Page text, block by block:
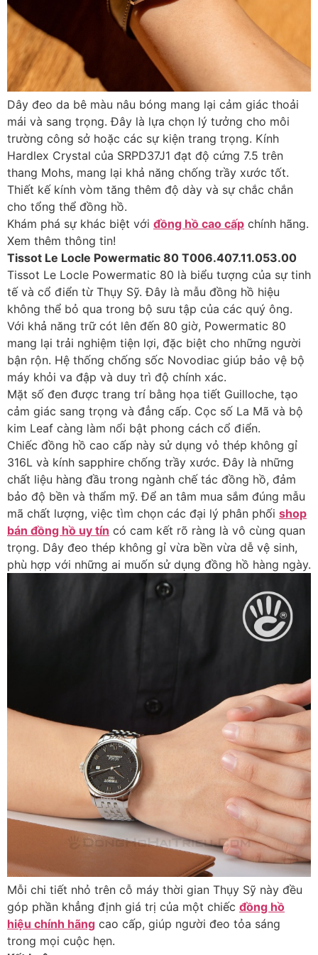
Dây đeo da bê màu nâu bóng mang lại cảm giác thoải
mái và sang trọng. Đây là lựa chọn lý tưởng cho môi
trường công sở hoặc các sự kiện trang trọng. Kính
Hardlex Crystal của SRPD37J1 đạt độ cứng 7.5 trên
thang Mohs, mang lại khả năng chống trầy xước tốt.
Thiết kế kính vòm tăng thêm độ dày và sự chắc chắn
cho tổng thể đồng hồ.
Khám phá sự khác biệt với đồng hồ cao cấp chính hãng.
Xem thêm thông tin!
Tissot Le Locle Powermatic 80 T006.407.11.053.00
Tissot Le Locle Powermatic 80 là biểu tượng của sự tinh
tế và cổ điển từ Thụy Sỹ. Đây là mẫu đồng hồ hiệu
không thể bỏ qua trong bộ sưu tập của các quý ông.
Với khả năng trữ cót lên đến 80 giờ, Powermatic 80
mang lại trải nghiệm tiện lợi, đặc biệt cho những người
bận rộn. Hệ thống chống sốc Novodiac giúp bảo vệ bộ
máy khỏi va đập và duy trì độ chính xác.
Mặt số đen được trang trí bằng họa tiết Guilloche, tạo
cảm giác sang trọng và đẳng cấp. Cọc số La Mã và bộ
kim Leaf càng làm nổi bật phong cách cổ điển.
Chiếc đồng hồ cao cấp này sử dụng vỏ thép không gỉ
316L và kính sapphire chống trầy xước. Đây là những
chất liệu hàng đầu trong ngành chế tác đồng hồ, đảm
bảo độ bền và thẩm mỹ. Để an tâm mua sắm đúng mẫu
mã chất lượng, việc tìm chọn các đại lý phân phối shop
bán đồng hồ uy tín có cam kết rõ ràng là vô cùng quan
trọng. Dây đeo thép không gỉ vừa bền vừa dễ vệ sinh,
phù hợp với những ai muốn sử dụng đồng hồ hàng ngày.
Mỗi chi tiết nhỏ trên cỗ máy thời gian Thụy Sỹ này đều
góp phần khẳng định giá trị của một chiếc đồng hồ
hiệu chính hãng cao cấp, giúp người đeo tỏa sáng
trong mọi cuộc hẹn.